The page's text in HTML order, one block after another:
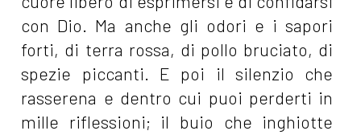
con Dio. Ma anche gli odori e i sapori
forti, di terra rossa, di pollo bruciato, di
spezie piccanti. E poi il silenzio che
rasserena e dentro cui puoi perderti in
mille riflessioni; il buio che inghiotte